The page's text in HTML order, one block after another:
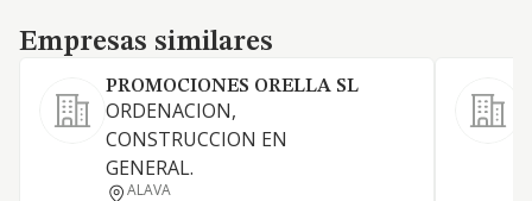
Empresas similares
Empresas similares
PROMOCIONES ORELLA SL
ORDENACION,
CONSTRUCCION EN
GENERAL.
ALAVA